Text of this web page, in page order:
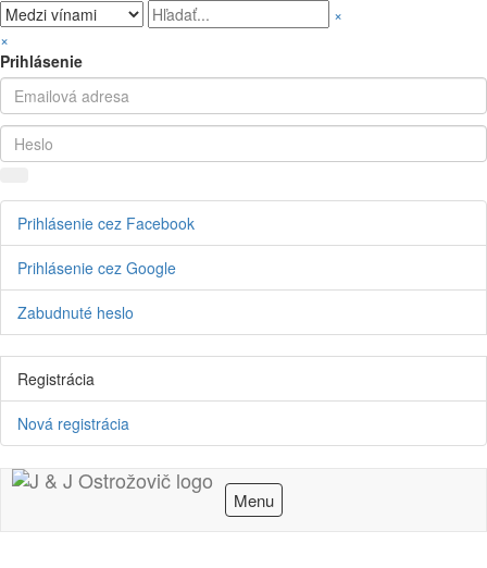
×
×
Prihlásenie
Prihlásenie cez Facebook
Prihlásenie cez Google
Zabudnuté heslo
Registrácia
Nová registrácia
Menu